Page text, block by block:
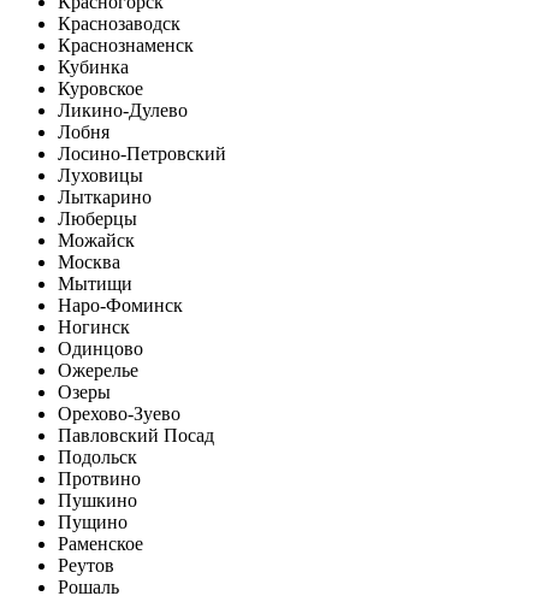
Краснозаводск
Краснознаменск
Кубинка
Куровское
Ликино-Дулево
Лобня
Лосино-Петровский
Луховицы
Лыткарино
Люберцы
Можайск
Москва
Мытищи
Наро-Фоминск
Ногинск
Одинцово
Ожерелье
Озеры
Орехово-Зуево
Павловский Посад
Подольск
Протвино
Пушкино
Пущино
Раменское
Реутов
Рошаль